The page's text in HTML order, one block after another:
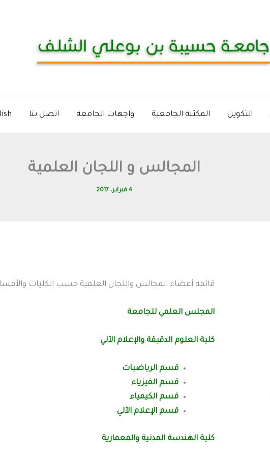
التكوين المكتبة الجامعية واجهات الجامعة اتصل بنا
المجالس و اللجان العلمية
4 فبراير، 2017
قائمة أعضاء المجالس واللجان العلمية حسب الكليات
المجلس العلمي للجامعة
كلية العلوم الدقيقة والإعلام الآلي
قسم الرياضيات
قسم الفيزياء
قسم الكيمياء
قسم الإعلام الآلي
كلية الهندسة المدنية والمعمارية